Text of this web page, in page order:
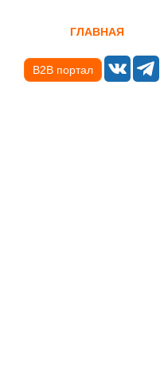
ГЛАВНАЯ
B2B портал